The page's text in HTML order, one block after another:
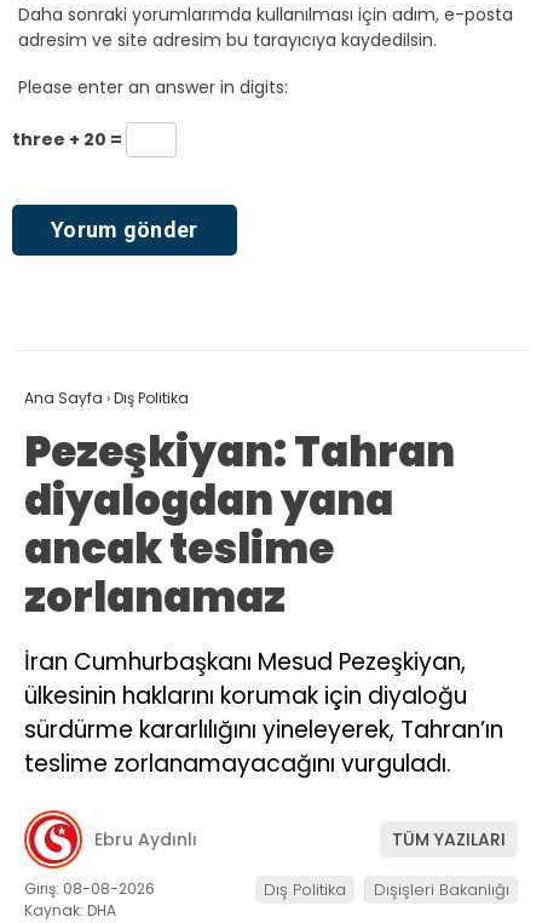
Daha sonraki yorumlarımda kullanılması için adım, e-posta
adresim ve site adresim bu tarayıcıya kaydedilsin.
Please enter an answer in digits:
three + 20 =
Ana Sayfa ›Dış Politika
Pezeşkiyan: Tahran
diyalogdan yana
ancak teslime
zorlanamaz
İran Cumhurbaşkanı Mesud Pezeşkiyan,
ülkesinin haklarını korumak için diyaloğu
sürdürme kararlılığını yineleyerek, Tahran’ın
teslime zorlanamayacağını vurguladı.
Ebru Aydınlı TÜM YAZILARI
Giriş: 08-08-2026
Kaynak: DHA
Dış Politika Dışişleri Bakanlığı